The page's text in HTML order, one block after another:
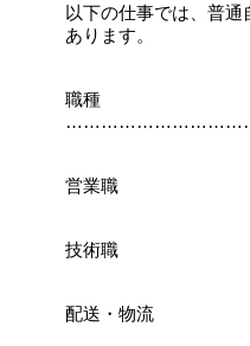
以下の仕事では、普
あります。
職種 理
営業職 社用
技術職 現
配送・物流